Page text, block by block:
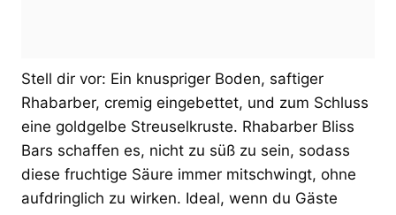
Stell dir vor: Ein knuspriger Boden, saftiger
Rhabarber, cremig eingebettet, und zum Schluss
eine goldgelbe Streuselkruste. Rhabarber Bliss
Bars schaffen es, nicht zu süß zu sein, sodass
diese fruchtige Säure immer mitschwingt, ohne
aufdringlich zu wirken. Ideal, wenn du Gäste